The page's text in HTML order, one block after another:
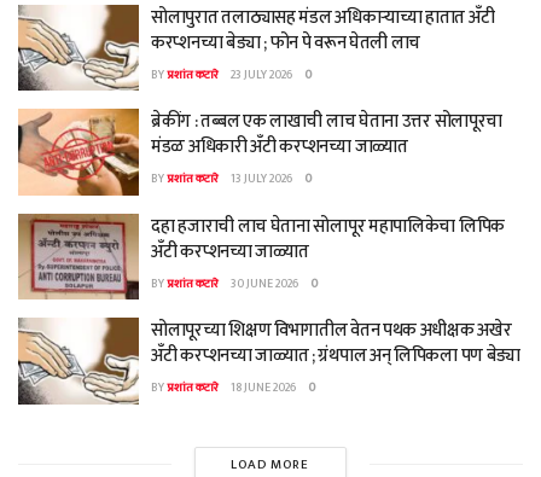
सोलापुरात तलाठ्यासह मंडल अधिकाऱ्याच्या हातात अँटी
करप्शनच्या बेड्या ; फोन पे वरून घेतली लाच
BYप्रशांत कटारे 23 JULY 2026 0
ब्रेकींग : तब्बल एक लाखाची लाच घेताना उत्तर सोलापूरचा
मंडळ अधिकारी अँटी करप्शनच्या जाळ्यात
BYप्रशांत कटारे 13 JULY 2026 0
दहा हजाराची लाच घेताना सोलापूर महापालिकेचा लिपिक
अँटी करप्शनच्या जाळ्यात
BYप्रशांत कटारे 30 JUNE 2026 0
सोलापूरच्या शिक्षण विभागातील वेतन पथक अधीक्षक अखेर
अँटी करप्शनच्या जाळ्यात ; ग्रंथपाल अन् लिपिकला पण बेड्या
BYप्रशांत कटारे 18 JUNE 2026 0
LOAD MORE